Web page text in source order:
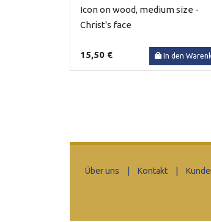
Icon on wood, medium size -
Christ's face
15,50 € In den
Über uns | Kontakt |